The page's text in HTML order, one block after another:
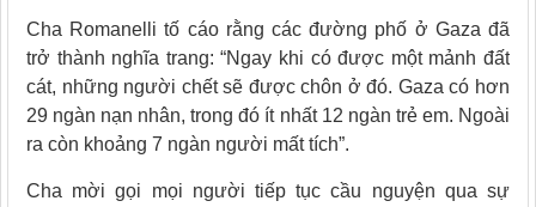
Cha Romanelli tố cáo rằng các đường phố ở Gaza đã
trở thành nghĩa trang: “Ngay khi có được một mảnh đất
cát, những người chết sẽ được chôn ở đó. Gaza có hơn
29 ngàn nạn nhân, trong đó ít nhất 12 ngàn trẻ em. Ngoài
ra còn khoảng 7 ngàn người mất tích”.
Cha mời gọi mọi người tiếp tục cầu nguyện qua sự